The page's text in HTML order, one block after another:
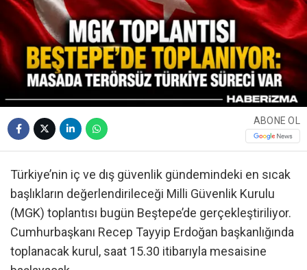
ABONE OL
Türkiye’nin iç ve dış güvenlik gündemindeki en sıcak
başlıkların değerlendirileceği Milli Güvenlik Kurulu
(MGK) toplantısı bugün Beştepe’de gerçekleştiriliyor.
Cumhurbaşkanı Recep Tayyip Erdoğan başkanlığında
toplanacak kurul, saat 15.30 itibarıyla mesaisine